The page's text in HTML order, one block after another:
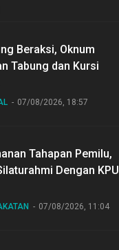
Beraksi, Oknum
Tabung dan Kursi
07/08/2026, 18:57
Tahapan Pemilu,
Dengan KPU
07/08/2026, 11:04